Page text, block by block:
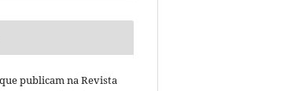
publicam na Revista